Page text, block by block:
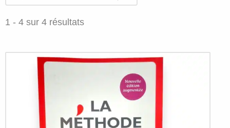
la
"Librairie"
1 - 4 sur 4 résultats